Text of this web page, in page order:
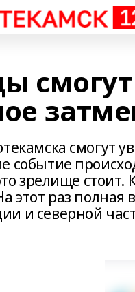
смогут
смогут
событие
зрелище
этот раз полная
и северной